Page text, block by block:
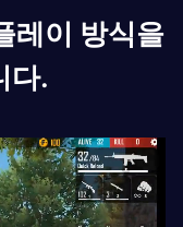
레이 방식을
다.